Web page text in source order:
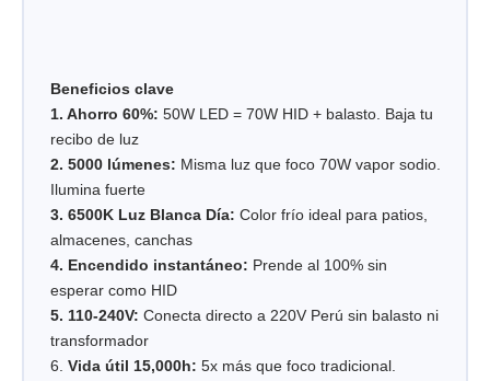
Beneficios clave
1. Ahorro 60%: 50W LED = 70W HID + balasto. Baja tu
recibo de luz
2. 5000 lúmenes: Misma luz que foco 70W vapor sodio.
Ilumina fuerte
3. 6500K Luz Blanca Día: Color frío ideal para patios,
almacenes, canchas
4. Encendido instantáneo: Prende al 100% sin
esperar como HID
5. 110-240V: Conecta directo a 220V Perú sin balasto ni
transformador
6. Vida útil 15,000h: 5x más que foco tradicional.